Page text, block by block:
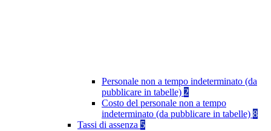
Personale non a tempo indeterminato (da
pubblicare in tabelle) 2
Costo del personale non a tempo
indeterminato (da pubblicare in tabelle) 8
Tassi di assenza 5